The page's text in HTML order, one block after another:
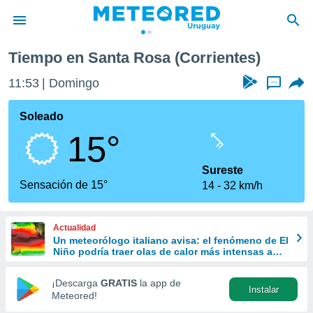
de
ha
calidad.
a este
las
y
forma
digital
basada
Tiempo en Santa Rosa (Corrientes)
11:53 Domingo ...
Soleado
15°
Sensación de 15°
Sureste
14
32 km/h
Actualidad
Un meteorólogo italiano avisa: el fenómeno de El
Niño podría traer olas de calor más intensas a
¡Descarga GRATIS la app de
Meteored!
Instalar